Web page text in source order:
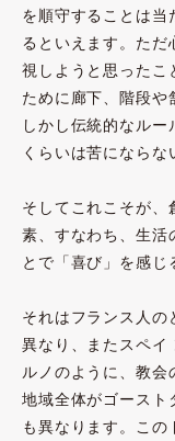
を順守することは当
るといえます。た
視しようと思ったこ
ために廊下、階段や
しかし伝統的なル
くらいは苦にならな
そしてこれこそが
素、すなわち、生活
とで「喜び」を感じ
それはフランス人の
異なり、またスペイ
ルノのように、教会
地域全体がゴースト
も異なります。こ